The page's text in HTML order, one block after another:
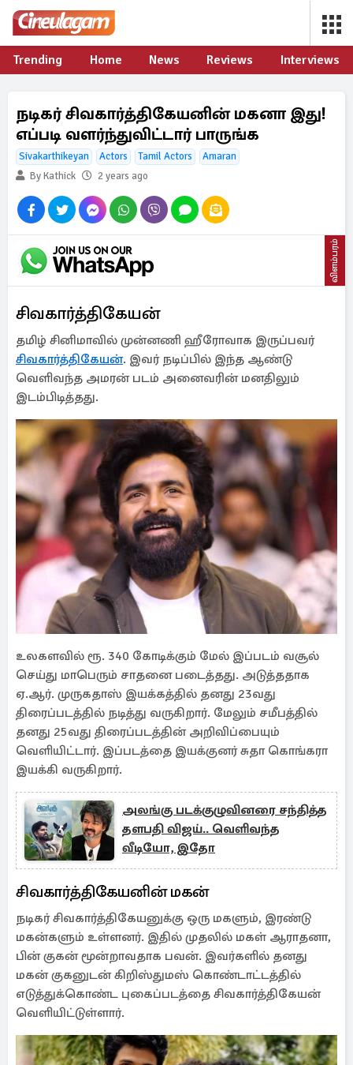
Trending Home News Reviews Interviews
நடிகர் சிவகார்த்திகேயனின் மகனா இது!
எப்படி வளர்ந்துவிட்டார் பாருங்க
Sivakarthikeyan Actors Tamil Actors
Amaran
By Kathick
2 years ago
விளம்பரம்
சிவகார்த்திகேயன்
தமிழ் சினிமாவில் முன்னணி ஹீரோவாக இருப்பவர்
சிவகார்த்திகேயன். இவர் நடிப்பில் இந்த ஆண்டு
வெளிவந்த அமரன் படம் அனைவரின் மனதிலும்
இடம்பிடித்தது.
உலகளவில் ரூ. 340 கோடிக்கும் மேல் இப்படம் வசூல்
செய்து மாபெரும் சாதனை படைத்தது. அடுத்ததாக
ஏ.ஆர். முருகதாஸ் இயக்கத்தில் தனது 23வது
திரைப்படத்தில் நடித்து வருகிறார். மேலும் சமீபத்தில்
தனது 25வது திரைப்படத்தின் அறிவிப்பையும்
வெளியிட்டார். இப்படத்தை இயக்குனர் சுதா கொங்கரா
இயக்கி வருகிறார்.
அலங்கு படக்குழுவினரை சந்தித்த
தளபதி விஜய்.. வெளிவந்த
வீடியோ, இதோ
சிவகார்த்திகேயனின் மகன்
நடிகர் சிவகார்த்திகேயனுக்கு ஒரு மகளும், இரண்டு
மகன்களும் உள்ளனர். இதில் முதலில் மகள் ஆராதனா,
பின் குகன் மூன்றாவதாக பவன். இவர்களில் தனது
மகன் குகனுடன் கிறிஸ்துமஸ் கொண்டாட்டத்தில்
எடுத்துக்கொண்ட புகைப்படத்தை சிவகார்த்திகேயன்
வெளியிட்டுள்ளார்.